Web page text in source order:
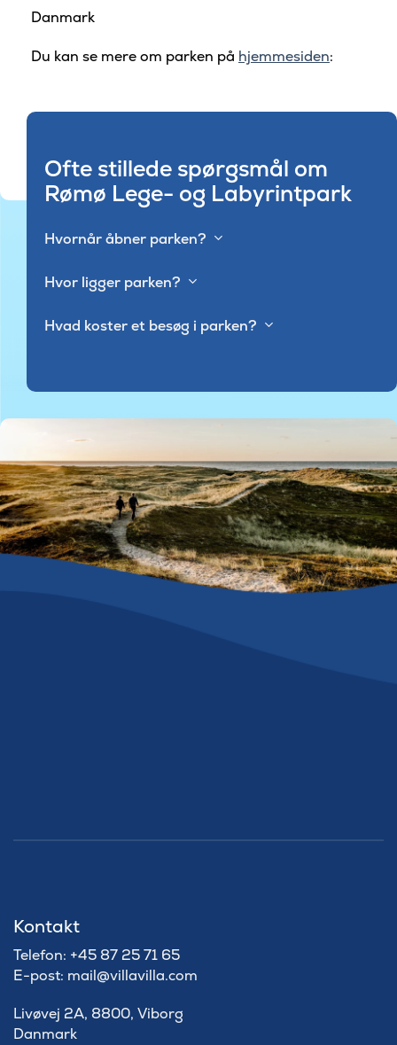
Danmark
Du kan se mere om parken på hjemmesiden:
Ofte stillede spørgsmål om
Rømø Lege- og Labyrintpark
Hvornår åbner parken?
Hvor ligger parken?
Hvad koster et besøg i parken?
Kontakt
Telefon: +45 87 25 71 65
E-post: mail@villavilla.com
Livøvej 2A, 8800, Viborg
Danmark